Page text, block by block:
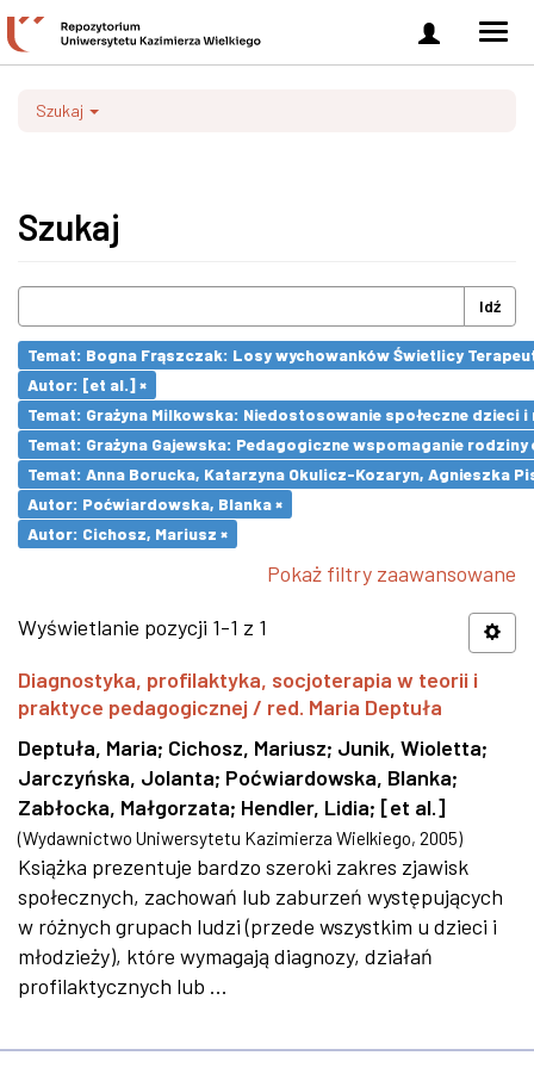
Zaloguj
się
Szukaj
Szukaj
Idź
Temat: Bogna Frąszczak: Losy wychowanków Świetlicy
Autor: [et al.] ×
Temat: Grażyna Milkowska: Niedostosowanie społeczne dzieci
Temat: Grażyna Gajewska: Pedagogiczne wspomaganie
Temat: Anna Borucka, Katarzyna Okulicz-Kozaryn, Agnieszka
Autor: Poćwiardowska, Blanka ×
Autor: Cichosz, Mariusz ×
Pokaż filtry zaawansowane
Wyświetlanie pozycji 1-1 z 1
Diagnostyka, profilaktyka, socjoterapia w teorii i
praktyce pedagogicznej / red. Maria Deptuła
Deptuła, Maria; Cichosz, Mariusz; Junik, Wioletta;
Jarczyńska, Jolanta; Poćwiardowska, Blanka;
Zabłocka, Małgorzata; Hendler, Lidia; [et al.]
(Wydawnictwo Uniwersytetu Kazimierza Wielkiego, 2005)
Książka prezentuje bardzo szeroki zakres zjawisk
społecznych, zachowań lub zaburzeń występujących
w różnych grupach ludzi (przede wszystkim u dzieci i
młodzieży), które wymagają diagnozy, działań
profilaktycznych lub ...